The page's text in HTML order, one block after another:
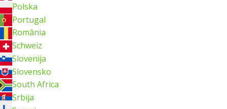
Polska
Portugal
România
Schweiz
Slovenija
Slovensko
South Africa
Srbija